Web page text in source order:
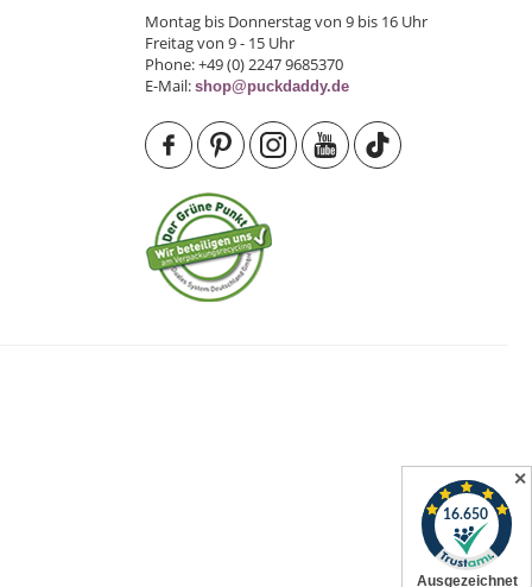
Montag bis Donnerstag von 9 bis 16 Uhr
Freitag von 9 - 15 Uhr
Phone: +49 (0) 2247 9685370
E-Mail: shop@puckdaddy.de
✕